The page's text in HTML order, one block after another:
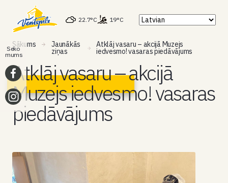
22.7°C 19°C
Sākums Jaunākās
ziņas
Atklāj vasaru – akcijā Muzejs
iedvesmo! vasaras piedāvājums
Atklāj vasaru – akcijā
Muzejs iedvesmo! vasaras
piedāvājums
Seko
mums